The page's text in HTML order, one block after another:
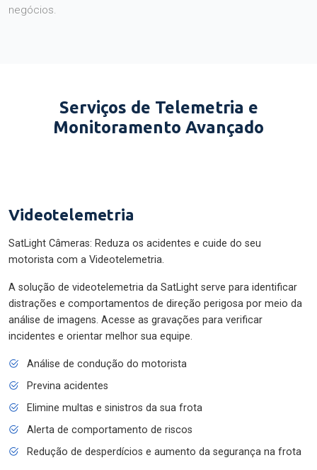
negócios.
Serviços de Telemetria e
Monitoramento Avançado
Videotelemetria
SatLight Câmeras: Reduza os acidentes e cuide do seu
motorista com a Videotelemetria.
A solução de videotelemetria da SatLight serve para identificar
distrações e comportamentos de direção perigosa por meio da
análise de imagens. Acesse as gravações para verificar
incidentes e orientar melhor sua equipe.
Análise de condução do motorista
Previna acidentes
Elimine multas e sinistros da sua frota
Alerta de comportamento de riscos
Redução de desperdícios e aumento da segurança na frota